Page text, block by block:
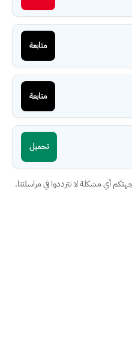
متابعة
متابعة
تحميل
أي مشكلة لا تترددوا في مراسلتنا.